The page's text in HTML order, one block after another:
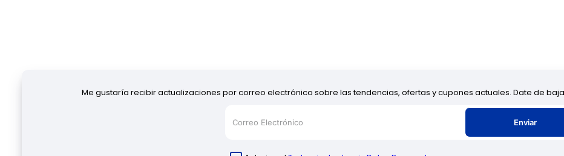
Me gustaría recibir actualizaciones por correo electrónico sobre las tendencias, ofertas y cupones actuales. Date de
Enviar